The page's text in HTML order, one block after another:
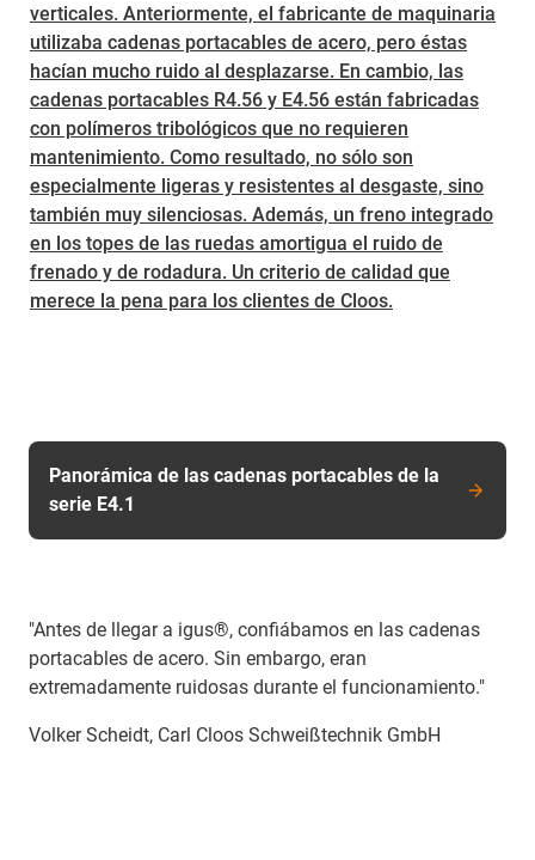
verticales. Anteriormente, el fabricante de maquinaria
utilizaba cadenas portacables de acero, pero éstas
hacían mucho ruido al desplazarse. En cambio, las
cadenas portacables R4.56 y E4.56 están fabricadas
con polímeros tribológicos que no requieren
mantenimiento. Como resultado, no sólo son
especialmente ligeras y resistentes al desgaste, sino
también muy silenciosas. Además, un freno integrado
en los topes de las ruedas amortigua el ruido de
frenado y de rodadura. Un criterio de calidad que
merece la pena para los clientes de Cloos.
Panorámica de las cadenas portacables de la
serie E4.1
"Antes de llegar a igus®, confiábamos en las cadenas
portacables de acero. Sin embargo, eran
extremadamente ruidosas durante el funcionamiento."
Volker Scheidt, Carl Cloos Schweißtechnik GmbH